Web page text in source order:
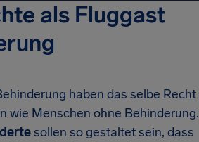
als Fluggast
haben das selbe Recht
wie Menschen ohne Behinderung.
sollen so gestaltet sein, dass